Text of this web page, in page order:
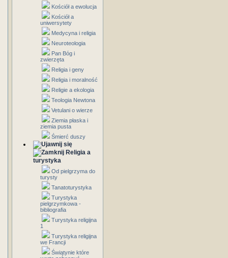
Kościół a ewolucja
Kościół a
uniwersytety
Medycyna i religia
Neuroteologia
Pan Bóg i
zwierzęta
Religia i geny
Religia i moralność
Religie a ekologia
Teologia Newtona
Vetulani o wierze
Ziemia płaska i
ziemia pusta
Śmierć duszy
Religia a
turystyka
Od pielgrzyma do
turysty
Tanatoturystyka
Turystyka
pielgrzymkowa -
bibliografia
Turystyka religijna
1
Turystyka religijna
we Francji
Świątynie które